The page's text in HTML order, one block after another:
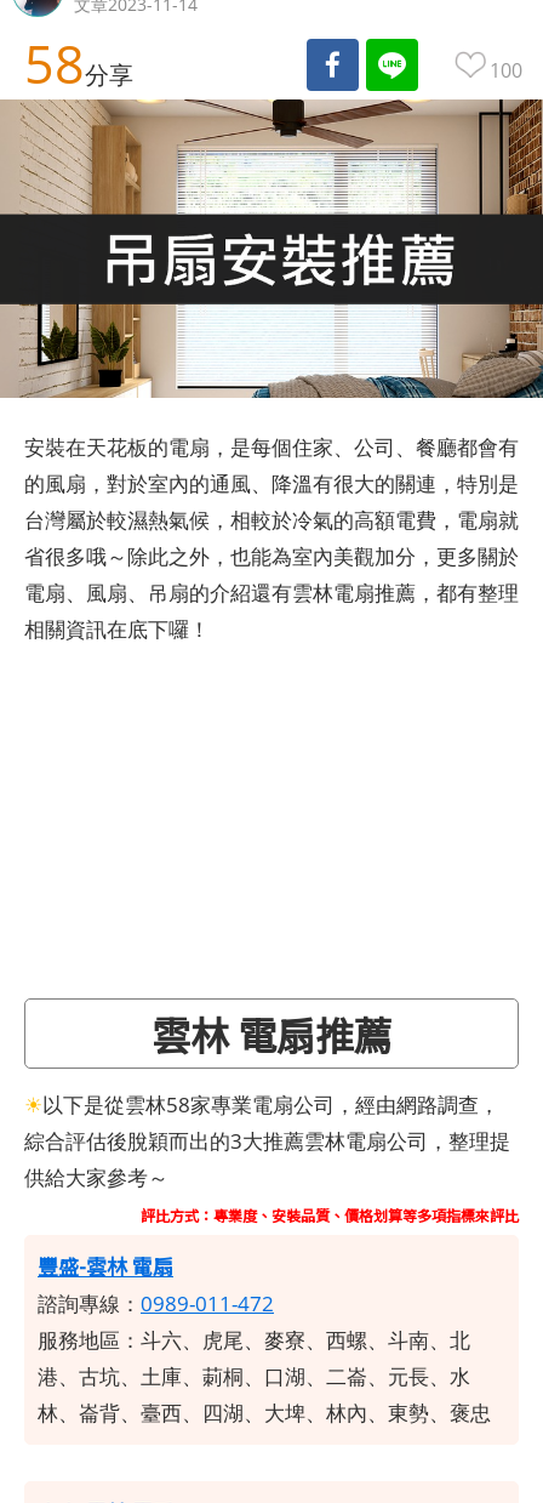
58分享 100
安裝在天花板的電扇，是每個住家、公司、餐廳都會有
的風扇，對於室內的通風、降溫有很大的關連，特別是
台灣屬於較濕熱氣候，相較於冷氣的高額電費，電扇就
省很多哦～除此之外，也能為室內美觀加分，更多關於
電扇、風扇、吊扇的介紹還有雲林電扇推薦，都有整理
相關資訊在底下囉！
雲林 電扇推薦
☀以下是從雲林58家專業電扇公司，經由網路調查，
綜合評估後脫穎而出的3大推薦雲林電扇公司，整理提
供給大家參考～
評比方式：專業度、安裝品質、價格划算等多項指標來評比
豐盛-雲林 電扇
諮詢專線： 0989-011-472
服務地區：斗六、虎尾、麥寮、西螺、斗南、北
港、古坑、土庫、莿桐、口湖、二崙、元長、水
林、崙背、臺西、四湖、大埤、林內、東勢、褒忠